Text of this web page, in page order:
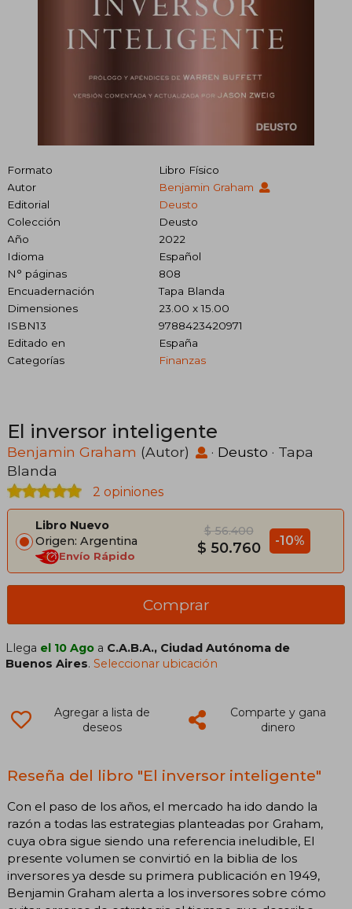
Formato
Libro Físico
Autor
Benjamin Graham
Editorial
Deusto
Colección
Deusto
Año
2022
Idioma
Español
N° páginas
808
Encuadernación
Tapa Blanda
Dimensiones
23.00 x 15.00
ISBN13
9788423420971
Editado en
España
Categorías
Finanzas
El inversor inteligente
Benjamin Graham (Autor) · Deusto · Tapa
Blanda
2 opiniones
Libro Nuevo
Origen: Argentina
Envío Rápido
$ 56.400
$ 50.760 -10%
Comprar
Llega el 10 Ago a C.A.B.A., Ciudad Autónoma de
Buenos Aires.Seleccionar ubicación
Agregar a lista de
deseos
Comparte y gana
dinero
Reseña del libro "El inversor inteligente"
Con el paso de los años, el mercado ha ido dando la
razón a todas las estrategias planteadas por Graham,
cuya obra sigue siendo una referencia ineludible, El
presente volumen se convirtió en la biblia de los
inversores ya desde su primera publicación en 1949,
Benjamin Graham alerta a los inversores sobre cómo